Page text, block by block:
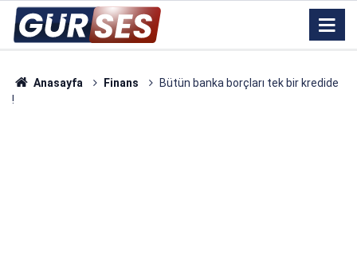
Anasayfa Finans
Bütün banka borçları tek bir kredide
!